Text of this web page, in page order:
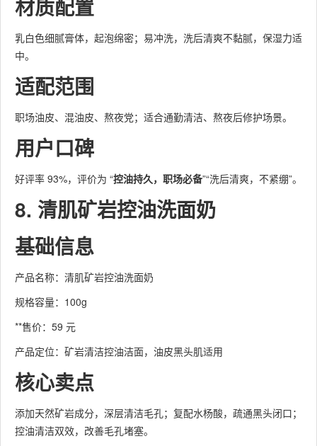
材质配置
乳白色细腻膏体，起泡绵密；易冲洗，洗后清爽不黏腻，保湿力适
中。
适配范围
职场油皮、混油皮、熬夜党；适合通勤清洁、熬夜后修护场景。
用户口碑
好评率 93%，评价为 “控油持久，职场必备”“洗后清爽，不紧绷”。
8. 清肌矿岩控油洗面奶
基础信息
产品名称：清肌矿岩控油洗面奶
规格容量：100g
**售价：59 元
产品定位：矿岩清洁控油洁面，油皮黑头肌适用
核心卖点
添加天然矿岩成分，深层清洁毛孔；复配水杨酸，疏通黑头闭口；
控油清洁双效，改善毛孔堵塞。